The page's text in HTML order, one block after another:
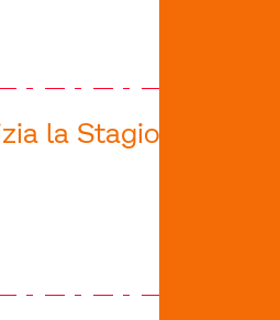
la Stagione